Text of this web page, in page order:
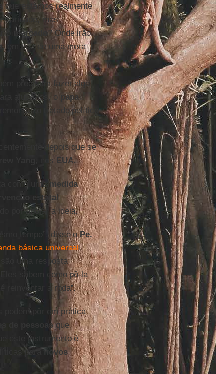
que estamos realmente
caridade, mas
o mercado? Onde irão
, em vez de uma mera
precisam fazer algo
ajudá-los, o
papa
ao tratado político
depois que se
Yang , nos EUA.
como uma medida
estatal
por apoiar a ideia.
tempo”, disse oPe.
básica universal,
uma resposta
. Eles sabem como pô-la
reinventar a roda”.
podem pôr em prática
de pessoasque
este instrumento é
paranovos